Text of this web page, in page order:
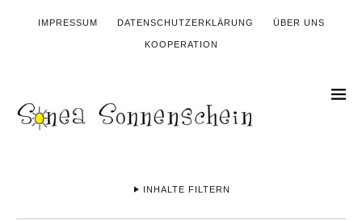
IMPRESSUM DATENSCHUTZERKLÄRUNG ÜBER UNS
KOOPERATION
INHALTE FILTERN